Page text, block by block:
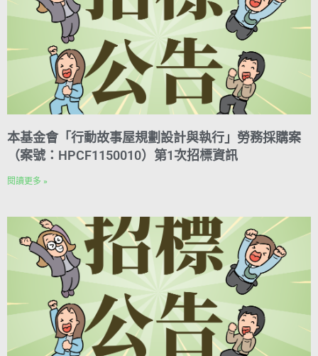
本基金會「行動故事屋規劃設計與執行」勞務採購案
（案號：HPCF1150010）第1次招標資訊
閱讀更多 »